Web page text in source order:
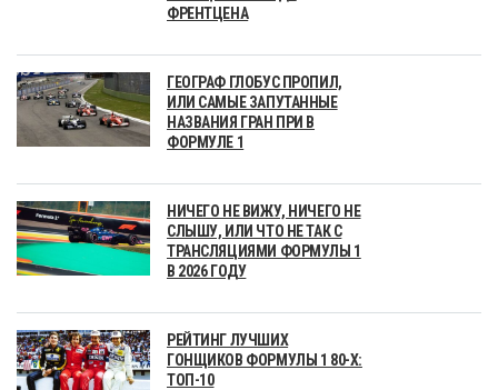
ФРЕНТЦЕНА
ГЕОГРАФ ГЛОБУС ПРОПИЛ,
ИЛИ САМЫЕ ЗАПУТАННЫЕ
НАЗВАНИЯ ГРАН ПРИ В
ФОРМУЛЕ 1
НИЧЕГО НЕ ВИЖУ, НИЧЕГО НЕ
СЛЫШУ, ИЛИ ЧТО НЕ ТАК С
ТРАНСЛЯЦИЯМИ ФОРМУЛЫ 1
В 2026 ГОДУ
РЕЙТИНГ ЛУЧШИХ
ГОНЩИКОВ ФОРМУЛЫ 1 80-Х:
ТОП-10